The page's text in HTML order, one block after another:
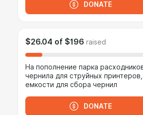
DONATE
$26.04 of $196 raised
На пополнение парка
чернила для струйных принтеров,
емкости для сбора чернил
DONATE